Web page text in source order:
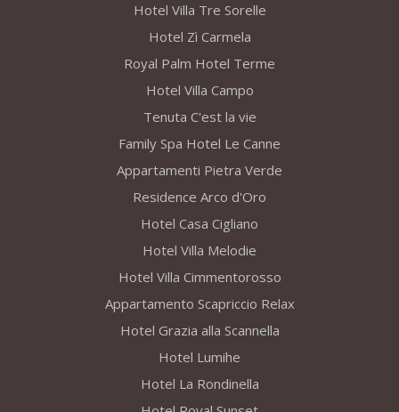
Hotel Villa Tre Sorelle
Hotel Zì Carmela
Royal Palm Hotel Terme
Hotel Villa Campo
Tenuta C'est la vie
Family Spa Hotel Le Canne
Appartamenti Pietra Verde
Residence Arco d'Oro
Hotel Casa Cigliano
Hotel Villa Melodie
Hotel Villa Cimmentorosso
Appartamento Scapriccio Relax
Hotel Grazia alla Scannella
Hotel Lumihe
Hotel La Rondinella